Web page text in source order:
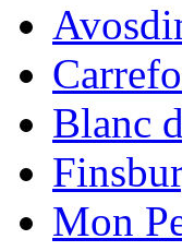
Blanc
Mon